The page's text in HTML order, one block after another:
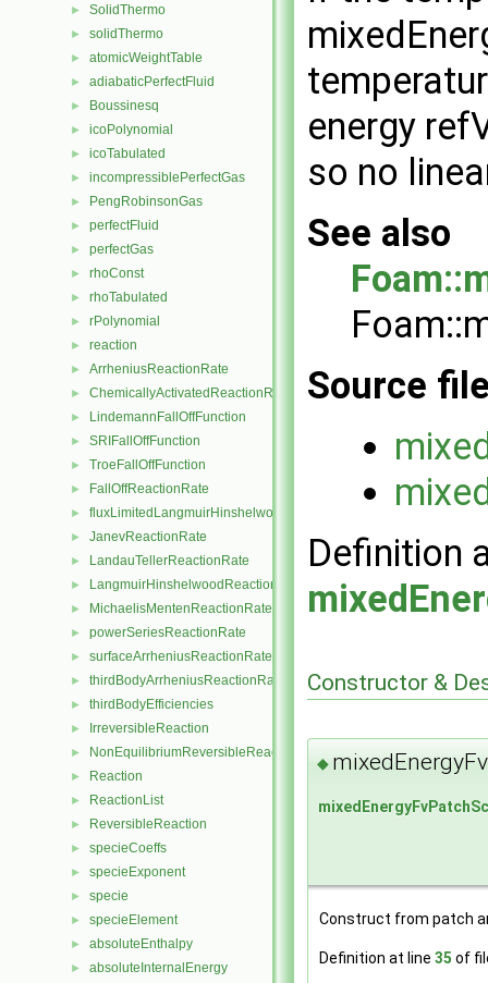
► SolidThermo
► solidThermo
► atomicWeightTable
► adiabaticPerfectFluid
► Boussinesq
► icoPolynomial
► icoTabulated
► incompressiblePerfectGas
► PengRobinsonGas
► perfectFluid
► perfectGas
► rhoConst
► rhoTabulated
► rPolynomial
► reaction
► ArrheniusReactionRate
► ChemicallyActivatedReactionRate
► LindemannFallOffFunction
► SRIFallOffFunction
► TroeFallOffFunction
► FallOffReactionRate
► fluxLimitedLangmuirHinshelwoodReactionRate
► JanevReactionRate
► LandauTellerReactionRate
► LangmuirHinshelwoodReactionRate
► MichaelisMentenReactionRate
► powerSeriesReactionRate
► surfaceArrheniusReactionRate
► thirdBodyArrheniusReactionRate
► thirdBodyEfficiencies
► IrreversibleReaction
► NonEquilibriumReversibleReaction
► Reaction
► ReactionList
► ReversibleReaction
► specieCoeffs
► specieExponent
► specie
► specieElement
► absoluteEnthalpy
► absoluteInternalEnergy
energy
so no
See also
Source
Definition
Constructor &
◆
Construct from patch
Definition at line 35 of